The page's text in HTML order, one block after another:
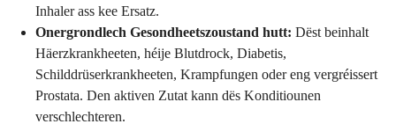
Inhaler ass kee Ersatz.
Onergrondlech Gesondheetszoustand hutt: Dëst beinhalt
Häerzkrankheeten, héije Blutdrock, Diabetis,
Schilddrüserkrankheeten, Krampfungen oder eng vergréissert
Prostata. Den aktiven Zutat kann dës Konditiounen
verschlechteren.